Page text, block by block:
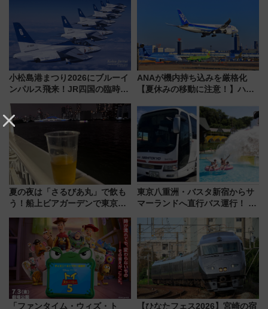
小松島港まつり2026にブルーイ
ンパルス飛来！JR四国の臨時ダ
ANAが機内持ち込みを厳格化
【夏休みの移動に注意！】ハン
「身の回り品」新サイズ制限
(40×30×20cm)おさらい
夏の夜は「さるびあ丸」で飲も
う！船上ビアガーデンで東京湾
杯……工場直送生ビールや島グ
ルメが美味い
東京八重洲・バスタ新宿からサ
マーランドへ直行バス運行！ お
推し活を楽しもう！（2026年
8/1～31）
「ファンタイム・ウィズ・ト
【ひなたフェス2026】宮崎の宿